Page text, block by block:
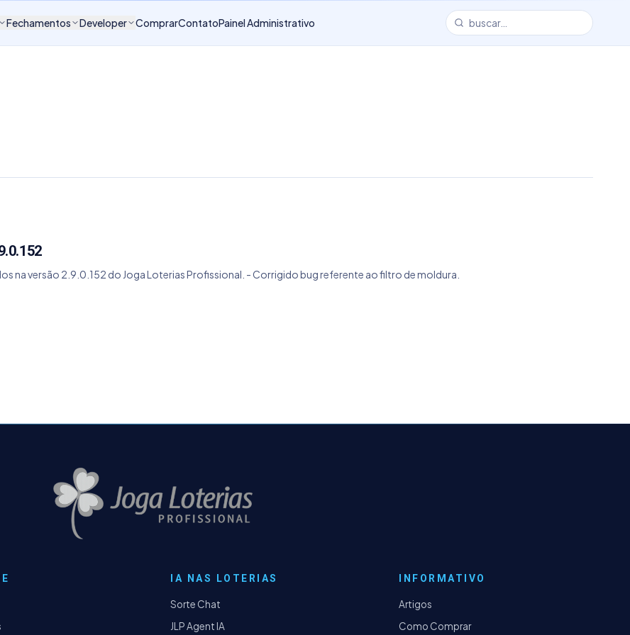
Fechamentos Developer ComprarContatoPainel Administrativo
na versão 2.9.0.152 do Joga Loterias Profissional. - Corrigido bug referente ao filtro de moldura.
IA NAS LOTERIAS
Sorte Chat
JLP Agent IA
INFORMATIVO
Artigos
Como Comprar